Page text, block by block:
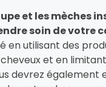
et les mèches
soin de votre
en utilisant des
et en limitant
devrez également